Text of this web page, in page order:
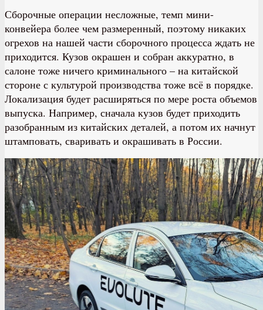
Сборочные операции несложные, темп мини-
конвейера более чем размеренный, поэтому никаких
огрехов на нашей части сборочного процесса ждать не
приходится. Кузов окрашен и собран аккуратно, в
салоне тоже ничего криминального – на китайской
стороне с культурой производства тоже всё в порядке.
Локализация будет расширяться по мере роста объемов
выпуска. Например, сначала кузов будет приходить
разобранным из китайских деталей, а потом их начнут
штамповать, сваривать и окрашивать в России.